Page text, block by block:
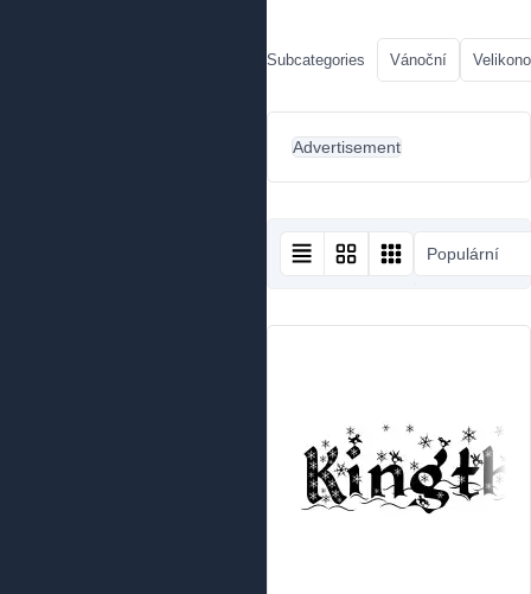
Subcategories Vánoční
Advertisement
Populární